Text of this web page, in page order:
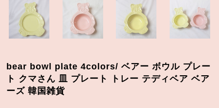
bear bowl plate 4colors/ ベアー ボウル プレー
ト クマさん 皿 プレート トレー テディベア ベア
ーズ 韓国雑貨